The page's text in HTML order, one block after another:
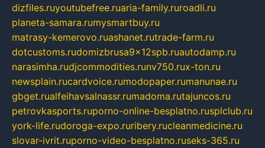
dizfiles.ruyoutubefree.ruaria-family.ruroadli.ru
planeta-samara.rumysmartbuy.ru
matrasy-kemerovo.ruashanet.rutrade-farm.ru
dotcustoms.rudomizbrusa9x12spb.ruautodamp.ru
narasimha.rudjcommodities.runv750.rux-ton.ru
newsplain.rucardvoice.rumodopaper.rumanunae.ru
gbget.rualfeihavsalnassr.rumadoma.rutajuncos.ru
petrovkasports.ruporno-online-besplatno.rusplclub.ru
york-life.rudoroga-expo.ruribery.rucleanmedicine.ru
slovar-ivrit.ruporno-video-besplatno.ruseks-365.ru